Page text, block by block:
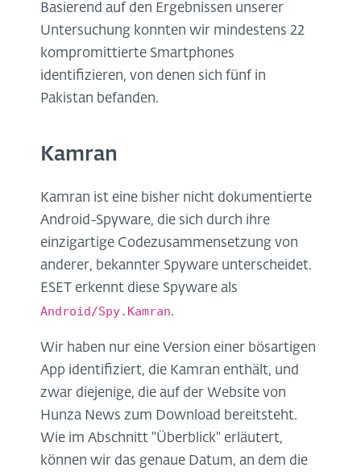
Basierend auf den Ergebnissen unserer
Untersuchung konnten wir mindestens 22
kompromittierte Smartphones
identifizieren, von denen sich fünf in
Pakistan befanden.
Kamran
Kamran ist eine bisher nicht dokumentierte
Android-Spyware, die sich durch ihre
einzigartige Codezusammensetzung von
anderer, bekannter Spyware unterscheidet.
ESET erkennt diese Spyware als
Android/Spy.Kamran.
Wir haben nur eine Version einer bösartigen
App identifiziert, die Kamran enthält, und
zwar diejenige, die auf der Website von
Hunza News zum Download bereitsteht.
Wie im Abschnitt "Überblick" erläutert,
können wir das genaue Datum, an dem die